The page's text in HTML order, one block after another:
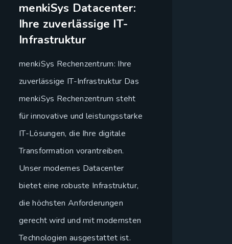
menkiSys Datacenter:
Ihre zuverlässige IT-
Infrastruktur
menkiSys Rechenzentrum: Ihre
zuverlässige IT-Infrastruktur Das
menkiSys Rechenzentrum steht
für innovative und leistungsstarke
IT-Lösungen, die Ihre digitale
Transformation vorantreiben.
Unser modernes Datacenter
bietet eine robuste Infrastruktur,
die höchsten Anforderungen
gerecht wird und mit modernsten
Technologien ausgestattet ist.